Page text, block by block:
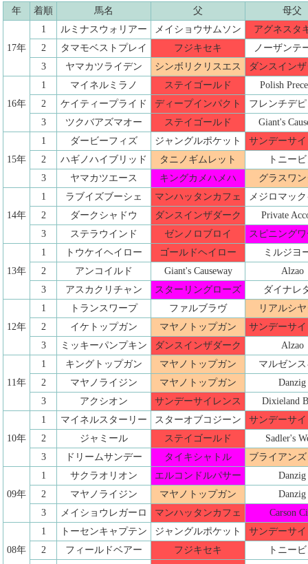
年 着順 馬名 父 母父
17年
1 ルミナスウォリアー メイショウサムソン
アグネスタ
2
タマモベストプレイ フジキセキ
ノーザンテ
3
ヤマカツライデン シンボリクリスエス ダンスイン
16年
1 マイネルミラノ ステイゴールド
Polish
2
ケイティープライド ディープインパクト
フレンチデ
3
ツクバアズマオー ステイゴールド Giant's
15年
1 ダービーフィズ ジャングルポケット
サンデーサ
2
ハギノハイブリッド タニノギムレット
トニー
3
ヤマカツエース キングカメハメハ グラスワ
14年
1 ラブイズブーシェ マンハッタンカフェ
メジロマッ
2
ダークシャドウ ダンスインザダーク
Private
3
ステラウインド ゼンノロブロイ スピニング
13年
1 トウケイヘイロー ゴールドヘイロー
ミルジヨ
2
アンコイルド Giant's Causeway
Alzao
3
アスカクリチャン スターリングローズ ダイナレ
12年
1 トランスワープ ファルブラヴ
リアルシ
2
イケトップガン マヤノトップガン
サンデーサ
3
ミッキーパンプキン ダンスインザダーク Alzao
11年
1 キングトップガン マヤノトップガン
マルゼン
2
マヤノライジン マヤノトップガン
Danzig
3
アクシオン サンデーサイレンス Dixieland
10年
1 マイネルスターリー スターオブコジーン
サンデーサ
2
ジャミール ステイゴールド
Sadler's
3
ドリームサンデー タイキシャトル ブライアン
09年
1 サクラオリオン エルコンドルパサー
Danzig
2
マヤノライジン マヤノトップガン
Danzig
3
メイショウレガーロ マンハッタンカフェ Carson
08年
1 トーセンキャプテン ジャングルポケット
サンデーサ
2
フィールドベアー フジキセキ
トニー